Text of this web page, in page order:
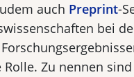
auch Preprint-
bei
Rolle. Zu nennen